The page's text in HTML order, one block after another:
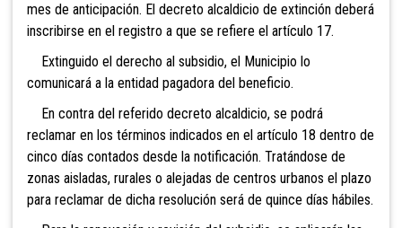
mes de anticipación. El decreto alcaldicio de extinción deberá
inscribirse en el registro a que se refiere el artículo 17.
Extinguido el derecho al subsidio, el Municipio lo
comunicará a la entidad pagadora del beneficio.
En contra del referido decreto alcaldicio, se podrá
reclamar en los términos indicados en el artículo 18 dentro de
cinco días contados desde la notificación. Tratándose de
zonas aisladas, rurales o alejadas de centros urbanos el plazo
para reclamar de dicha resolución será de quince días hábiles.